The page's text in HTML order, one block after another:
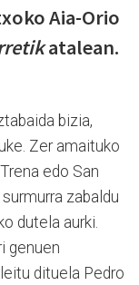
Aia-Orio
atalean.
bizia,
Zer amaituko
edo San
zabaldu
dutela aurki.
genuen
dituela Pedro